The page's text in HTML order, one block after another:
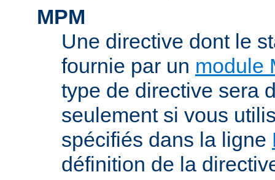
MPM
Une directive dont le
fournie par un module
type de directive sera
seulement si vous
spécifiés dans la ligne
définition de la